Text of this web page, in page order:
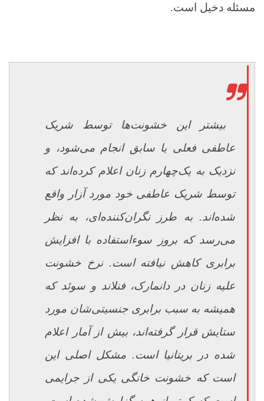
مسئله دخیل است.
بیشتر این خشونت‌ها توسط شریک
عاطفی فعلی یا سابق انجام می‌شود، و
نزدیک به یک‌چهارم زنان اعلام کرده‌اند که
توسط شریک عاطفی خود مورد آزار واقع
شده‌اند. به طرز نگران‌کننده‌ای، به نظر
می‌رسد که بروز سوءاستفاده با افزایش
برابری کاهش نیافته است. نرخ خشونت
علیه زنان در دانمارک، فنلاند و سوئد که
همیشه به سبب برابری جنسیتی‌شان مورد
ستایش قرار گرفته‌اند، بیش از آمار اعلام
شده در بریتانیا است. مشکل اصلی این
است که خشونت خانگی یکی از جرایمی